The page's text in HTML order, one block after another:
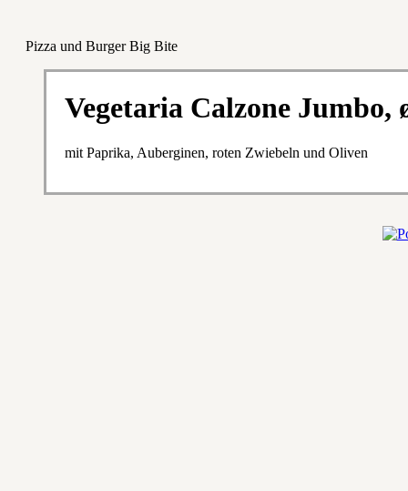
Pizza und Burger Big Bite
Vegetaria Calzone Jumbo,
mit Paprika, Auberginen, roten Zwiebeln und Oliven